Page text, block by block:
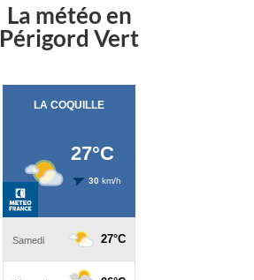
La météo en
Périgord Vert